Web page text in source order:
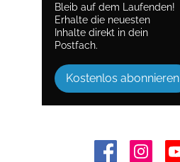
Bleib auf dem Laufenden!
Erhalte die neuesten
Inhalte direkt in dein
Postfach.
Kostenlos abonnieren